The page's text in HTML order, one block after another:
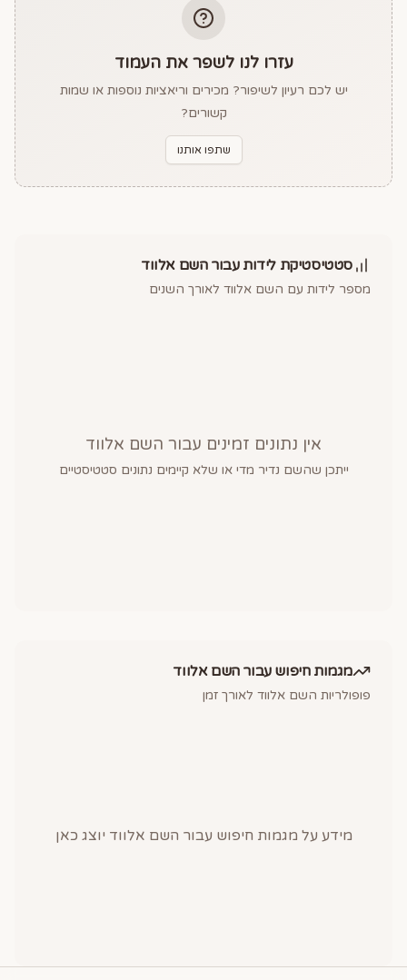
עזרו לנו לשפר את העמוד
יש לכם רעיון לשיפור? מכירים וריאציות נוספות או שמות
קשורים?
שתפו אותנו
סטטיסטיקת לידות עבור השם אלווד
מספר לידות עם השם אלווד לאורך השנים
אין נתונים זמינים עבור השם אלווד
ייתכן שהשם נדיר מדי או שלא קיימים נתונים סטטיסטיים
מגמות חיפוש עבור השםאלווד
פופולריות השם אלווד לאורך זמן
מידע על מגמות חיפוש עבור השם אלווד יוצג כאן